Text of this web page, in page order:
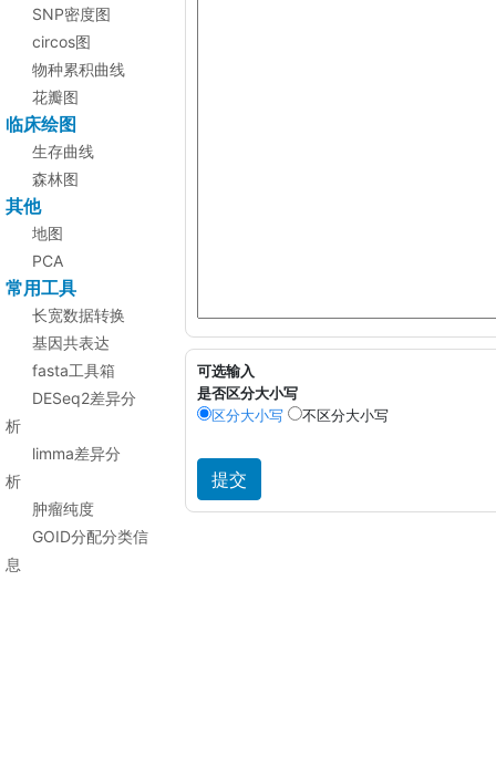
SNP密度图
circos图
物种累积曲线
花瓣图
临床绘图
生存曲线
森林图
其他
地图
PCA
常用工具
长宽数据转换
基因共表达
fasta工具箱
DESeq2差异分
析
limma差异分
析
肿瘤纯度
GOID分配分类信
息
可选输入
是否区分大小写
区分大小写
不区分大小写